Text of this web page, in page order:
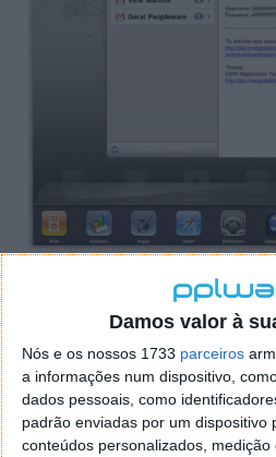
Damos valor à
Nós e os nossos 1733 parceiros
a informações num dispositivo,
dados pessoais, como
padrão enviadas por um dispositivo
conteúdos personalizados, medição
Pastas para aplicaçõesé
nem uma luva. Eu no iPad
aplicações espalhadas por
mesmo. Com as pastas para
agrupar em pastas,
aplicações do mesmo
arrumação e organização é